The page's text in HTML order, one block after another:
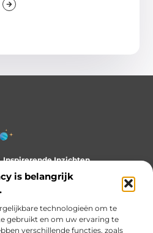
is belangrijk
technologieën om te
gebruikt en om uw ervaring te
verschillende functies, zoals
Inspirerende Inzichten.
die je kijk op stijl verrijken.